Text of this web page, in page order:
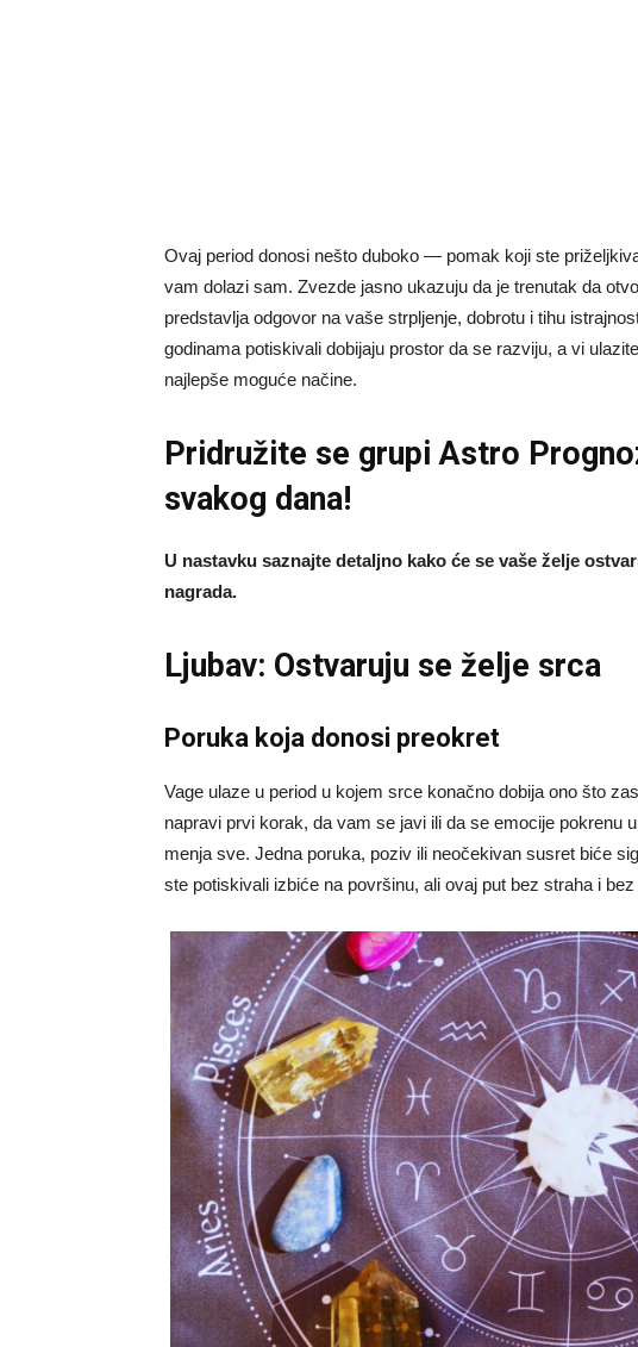
Ovaj period donosi nešto duboko — pomak koji ste
vam dolazi sam. Zvezde jasno ukazuju da je trenutak da
predstavlja odgovor na vaše strpljenje, dobrotu i tihu
godinama potiskivali dobijaju prostor da se razviju, a vi
najlepše moguće načine.
Pridružite se grupiAstro
svakog dana!
U nastavku saznajte detaljno kako će se vaše želje
nagrada.
Ljubav: Ostvaruju se želje srca
Poruka koja donosi preokret
Vage ulaze u period u kojem srce konačno dobija ono što
napravi prvi korak, da vam se javi ili da se emocije pokrenu
menja sve. Jedna poruka, poziv ili neočekivan susret biće
ste potiskivali izbiće na površinu, ali ovaj put bez straha i